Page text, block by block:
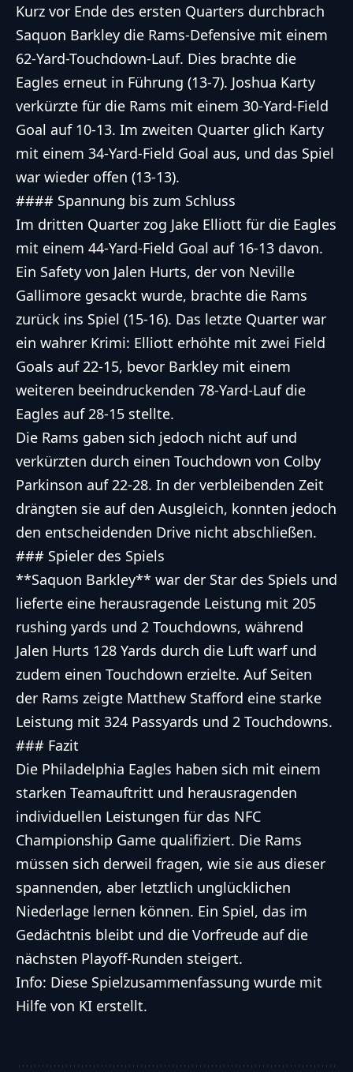
Kurz vor Ende des ersten Quarters durchbrach
Saquon Barkley die Rams-Defensive mit einem
62-Yard-Touchdown-Lauf. Dies brachte die
Eagles erneut in Führung (13-7). Joshua Karty
verkürzte für die Rams mit einem 30-Yard-Field
Goal auf 10-13. Im zweiten Quarter glich Karty
mit einem 34-Yard-Field Goal aus, und das Spiel
war wieder offen (13-13).
#### Spannung bis zum Schluss
Im dritten Quarter zog Jake Elliott für die Eagles
mit einem 44-Yard-Field Goal auf 16-13 davon.
Ein Safety von Jalen Hurts, der von Neville
Gallimore gesackt wurde, brachte die Rams
zurück ins Spiel (15-16). Das letzte Quarter war
ein wahrer Krimi: Elliott erhöhte mit zwei Field
Goals auf 22-15, bevor Barkley mit einem
weiteren beeindruckenden 78-Yard-Lauf die
Eagles auf 28-15 stellte.
Die Rams gaben sich jedoch nicht auf und
verkürzten durch einen Touchdown von Colby
Parkinson auf 22-28. In der verbleibenden Zeit
drängten sie auf den Ausgleich, konnten jedoch
den entscheidenden Drive nicht abschließen.
### Spieler des Spiels
**Saquon Barkley** war der Star des Spiels und
lieferte eine herausragende Leistung mit 205
rushing yards und 2 Touchdowns, während
Jalen Hurts 128 Yards durch die Luft warf und
zudem einen Touchdown erzielte. Auf Seiten
der Rams zeigte Matthew Stafford eine starke
Leistung mit 324 Passyards und 2 Touchdowns.
### Fazit
Die Philadelphia Eagles haben sich mit einem
starken Teamauftritt und herausragenden
individuellen Leistungen für das NFC
Championship Game qualifiziert. Die Rams
müssen sich derweil fragen, wie sie aus dieser
spannenden, aber letztlich unglücklichen
Niederlage lernen können. Ein Spiel, das im
Gedächtnis bleibt und die Vorfreude auf die
nächsten Playoff-Runden steigert.
Info: Diese Spielzusammenfassung wurde mit
Hilfe von KI erstellt.